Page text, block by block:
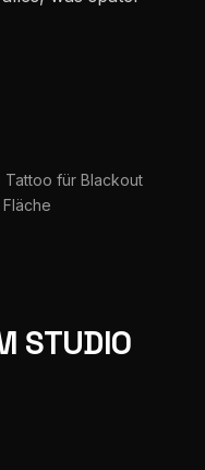
Tattoo für Blackout
STUDIO